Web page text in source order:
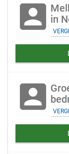
account_box in
account_box